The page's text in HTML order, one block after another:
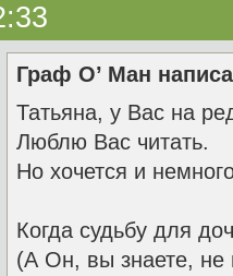
Граф О’ Ман
Татьяна, у Вас на
Люблю Вас читать.
Но хочется и
Когда судьбу для
(А Он, вы знаете, не